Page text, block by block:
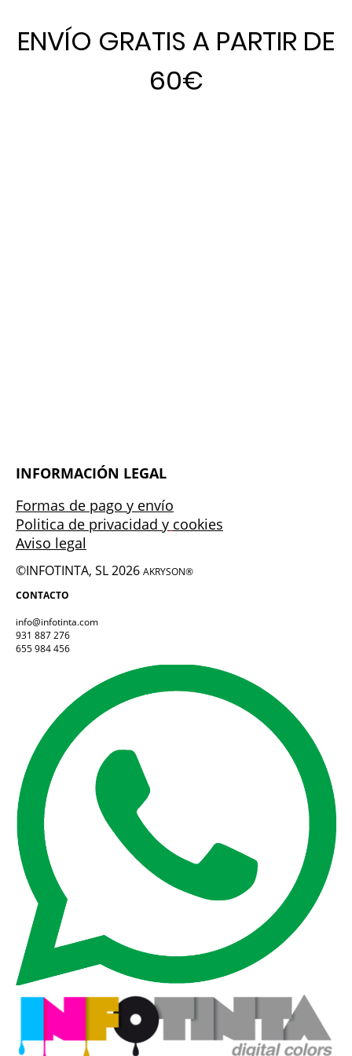
ENVÍO GRATIS A PARTIR DE
60€
INFORMACIÓN LEGAL
Formas de pago y envío
Politica de privacidad y cookies
Aviso legal
©INFOTINTA, SL 2026 AKRYSON®
CONTACTO
info@infotinta.com
931 887 276
655 984 456